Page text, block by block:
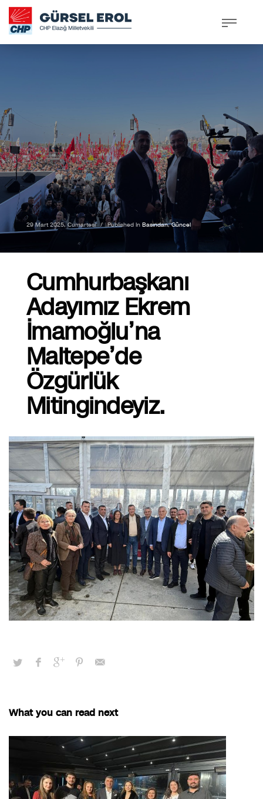
29 Mart 2025, Cumartesi / Published In Basından,Güncel
Cumhurbaşkanı
Adayımız Ekrem
İmamoğlu’na
Maltepe’de
Özgürlük
Mitingindeyiz.
What you can read next